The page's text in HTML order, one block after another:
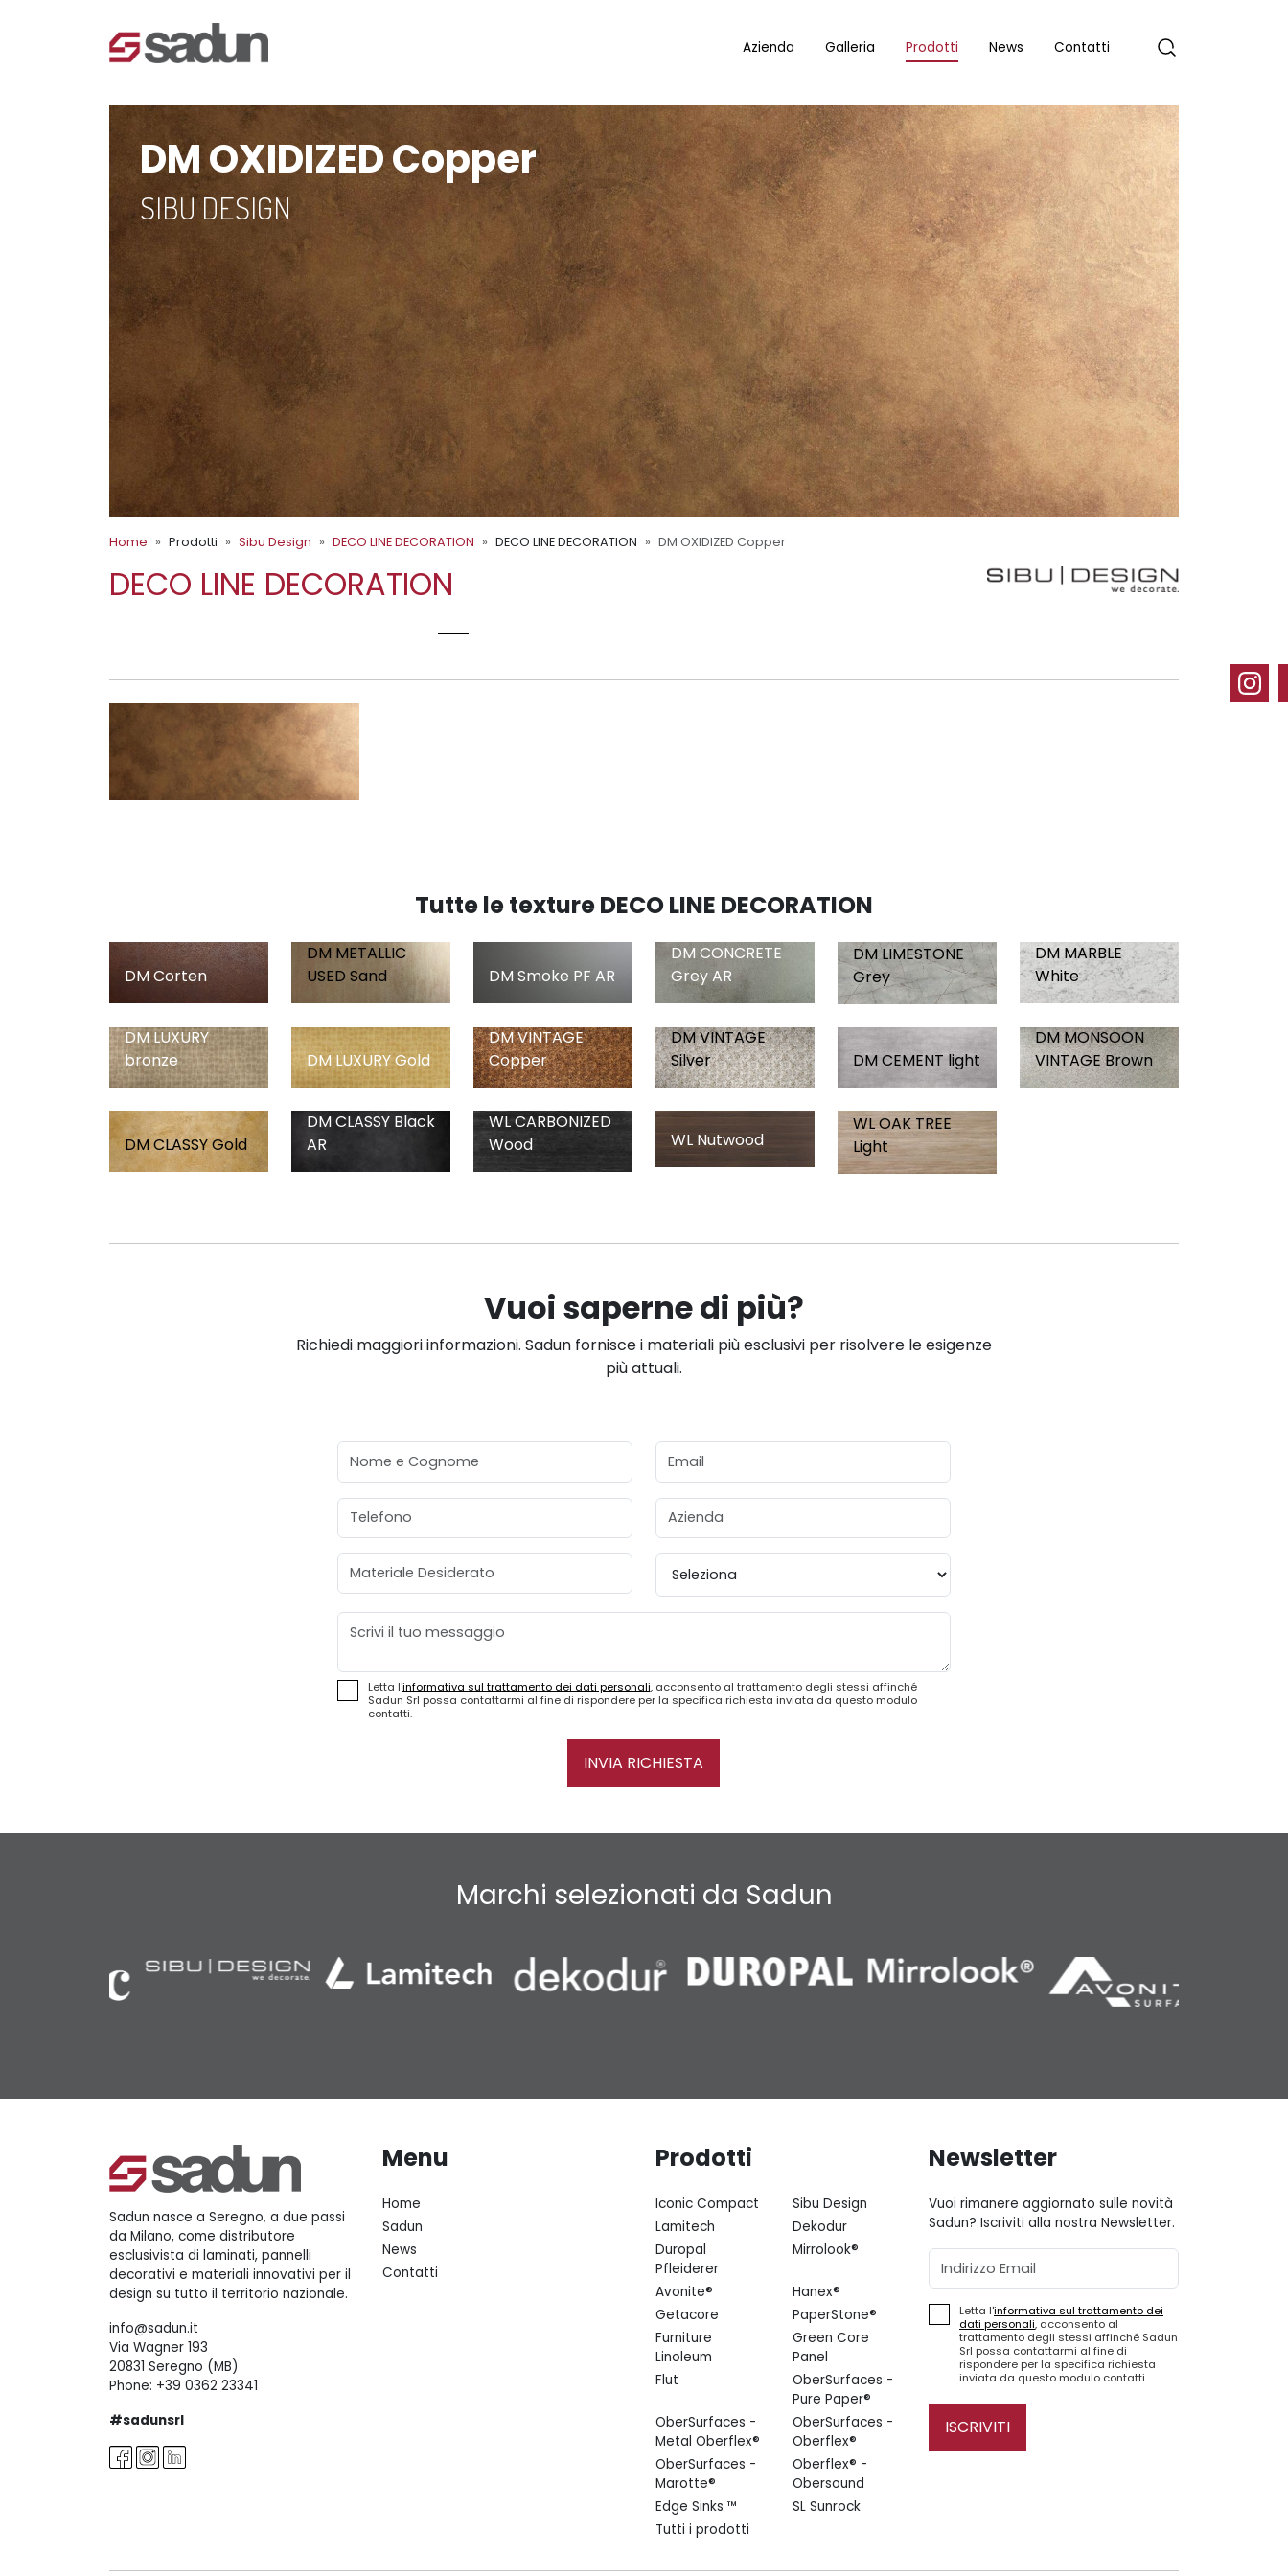
Azienda Galleria Prodotti News Contatti
DM OXIDIZED Copper
SIBU DESIGN
Home Prodotti Sibu Design DECO LINE DECORATION DECO LINE DECORATION DM OXIDIZED Copper
DECO LINE DECORATION
Tutte le texture DECO LINE DECORATION
DM Corten
DM METALLIC
USED Sand
DM Smoke PF AR
DM CONCRETE
Grey AR
DM LIMESTONE
Grey
DM MARBLE
White
DM LUXURY
bronze
DM LUXURY Gold
DM VINTAGE
Copper
DM VINTAGE
Silver
DM CEMENT light
DM MONSOON
VINTAGE Brown
DM CLASSY Gold
DM CLASSY Black
AR
WL CARBONIZED
Wood
WL Nutwood
WL OAK TREE
Light
Vuoi saperne di più?
Richiedi maggiori informazioni. Sadun fornisce i materiali più esclusivi per risolvere le esigenze
più attuali.
Nome e Cognome Email
Telefono Azienda
Materiale Desiderato Provincia
Messaggio
Letta l'informativa sul trattamento dei dati personali, acconsento al trattamento degli stessi affinché
Sadun Srl possa contattarmi al fine di rispondere per la specifica richiesta inviata da questo modulo
contatti.
INVIA RICHIESTA
Marchi selezionati da Sadun
Sadun nasce a Seregno, a due passi
da Milano, come distributore
esclusivista di laminati, pannelli
decorativi e materiali innovativi per il
design su tutto il territorio nazionale.
info@sadun.it
Via Wagner 193
20831 Seregno (MB)
Phone: +39 0362 23341
#sadunsrl
Menu
Home
Sadun
News
Contatti
Prodotti
Iconic Compact
Sibu Design
Lamitech
Dekodur
Duropal
Pfleiderer
Mirrolook®
Avonite®
Hanex®
Getacore
PaperStone®
Furniture
Linoleum
Green Core
Panel
Flut
OberSurfaces -
Pure Paper®
OberSurfaces -
Metal Oberflex®
OberSurfaces -
Oberflex®
OberSurfaces -
Marotte®
Oberflex® -
Obersound
Edge Sinks ™
SL Sunrock
Tutti i prodotti
Newsletter
Vuoi rimanere aggiornato sulle novità
Sadun? Iscriviti alla nostra Newsletter.
Email
Letta l'informativa sul trattamento dei
dati personali, acconsento al
trattamento degli stessi affinché Sadun
Srl possa contattarmi al fine di
rispondere per la specifica richiesta
inviata da questo modulo contatti.
ISCRIVITI